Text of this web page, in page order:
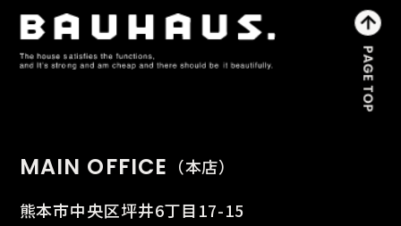
MAIN OFFICE （本店）
熊本市中央区坪井6丁目17-15